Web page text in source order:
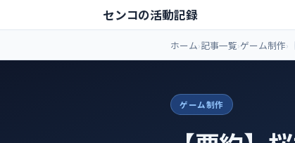
センコの活動記録
ホーム 記事一覧 ゲーム制作
ゲーム制作